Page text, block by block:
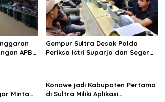
APBD
Gempur Sultra Desak Polda
Periksa Istri Suparjo dan Segera
Minta
Konawe jadi Kabupaten Pertama
di Sultra Miliki Aplikasi